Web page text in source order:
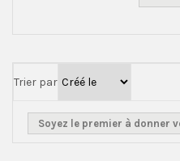
Trier par
Soyez le premier à donner